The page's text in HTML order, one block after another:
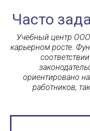
Часто
Учебный центр
карьерном росте.
ориентировано
работников,